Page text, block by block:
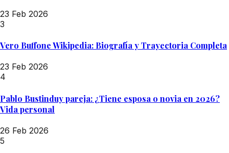
23 Feb 2026
3
Vero Buffone Wikipedia: Biografía y Trayectoria Completa
23 Feb 2026
4
Pablo Bustinduy pareja: ¿Tiene esposa o novia en 2026?
Vida personal
26 Feb 2026
5